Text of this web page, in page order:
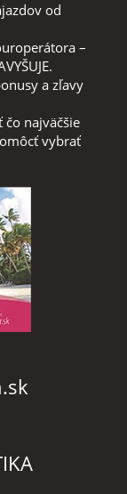
od
–
a zľavy
čo najväčšie
vybrať